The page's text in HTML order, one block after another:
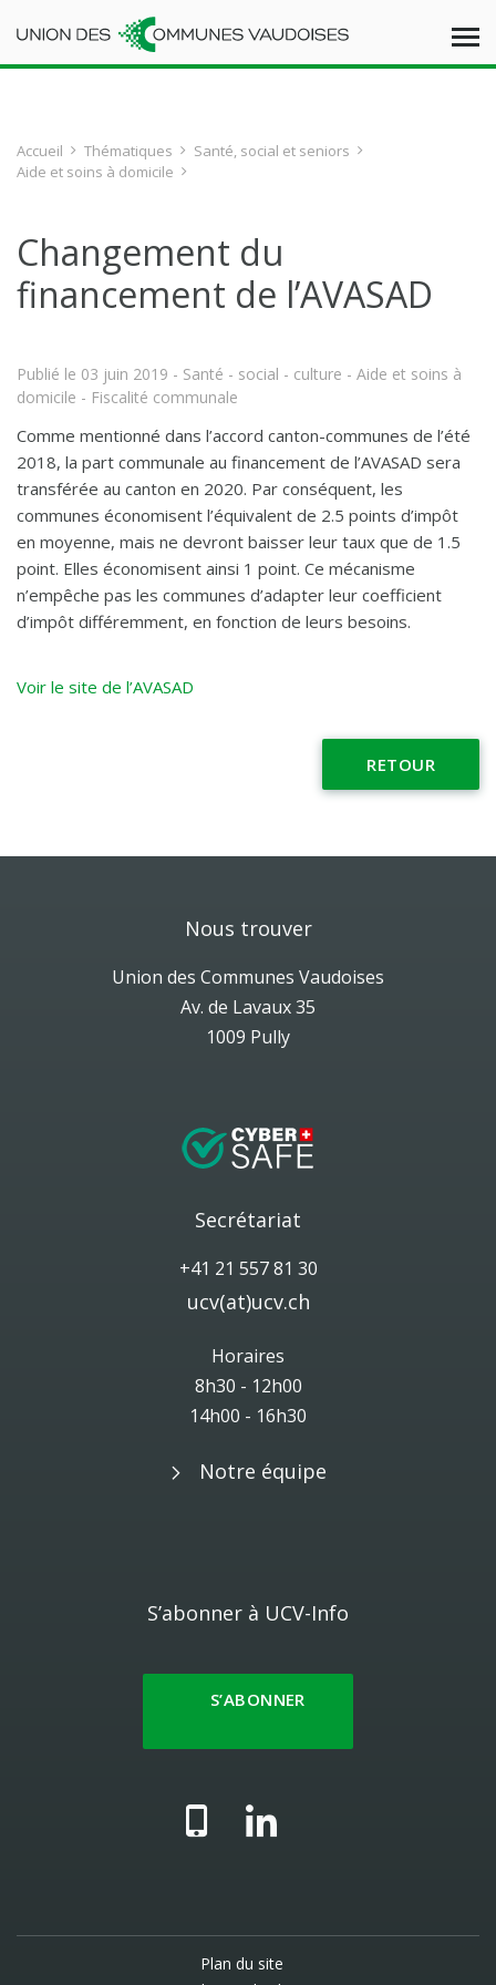
Accueil Thématiques
Santé, social et seniors
Aide et soins à domicile
Changement du
financement de l’AVASAD
Publié le 03 juin 2019 - Santé - social - culture - Aide et soins à
domicile - Fiscalité communale
Comme mentionné dans l’accord canton-communes de l’été
2018, la part communale au financement de l’AVASAD sera
transférée au canton en 2020. Par conséquent, les
communes économisent l’équivalent de 2.5 points d’impôt
en moyenne, mais ne devront baisser leur taux que de 1.5
point. Elles économisent ainsi 1 point. Ce mécanisme
n’empêche pas les communes d’adapter leur coefficient
d’impôt différemment, en fonction de leurs besoins.
Voir le site de l’AVASAD
RETOUR
Nous trouver
Union des Communes Vaudoises
Av. de Lavaux 35
1009 Pully
Secrétariat
+41 21 557 81 30
ucv(at)ucv.ch
Horaires
8h30 - 12h00
14h00 - 16h30
Notre équipe
S’abonner à UCV-Info
S’ABONNER
Plan du site